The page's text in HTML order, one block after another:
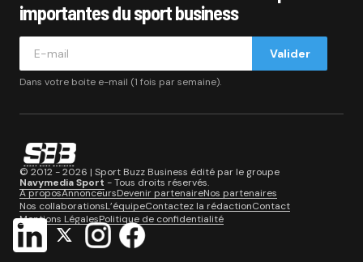
importantes du sport business
Valider
Dans votre boite e-mail (1 fois par semaine).
© 2012 - 2026 | Sport Buzz Business édité par le groupe
Navymedia Sport - Tous droits réservés.
A proposAnnonceursDevenir partenaireNos partenaires
Nos collaborationsL’équipeContactez la rédactionContact
Mentions LégalesPolitique de confidentialité